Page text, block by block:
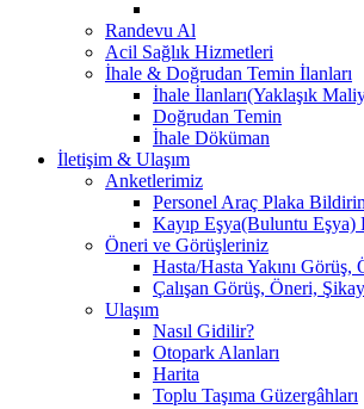
Randevu Al
Acil Sağlık Hizmetleri
İhale & Doğrudan Temin İlanları
İhale İlanları(Yaklaşık
Doğrudan Temin
İhale Döküman
İletişim & Ulaşım
Anketlerimiz
Personel Araç Plaka
Kayıp Eşya(Buluntu Eşya)
Öneri ve Görüşleriniz
Hasta/Hasta Yakını Görüş,
Çalışan Görüş, Öneri,
Ulaşım
Nasıl Gidilir?
Otopark Alanları
Harita
Toplu Taşıma Güzergâhları